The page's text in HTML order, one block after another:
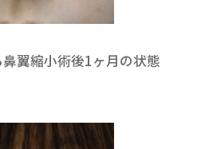
翼縮小術後1ヶ月の状態